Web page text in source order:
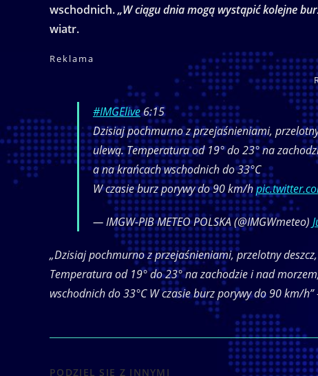
wschodnich.„W ciągu dnia mogą wystąpić kolejne
wiatr.
Reklama
#IMGElive6:15
Dzisiaj pochmurno z przejaśnieniami,
ulewą. Temperatura od 19° do 23° na
a na krańcach wschodnich do 33°C
W czasie burz porywy do 90 km/h
— IMGW-PIB METEO POLSKA (@IMGWmeteo)
„Dzisiaj pochmurno z przejaśnieniami, przelotny
Temperatura od 19° do 23° na zachodzie i nad
wschodnich do 33°C W czasie burz porywy do 90 km/h”
PODZIEL SIĘ Z INNYMI